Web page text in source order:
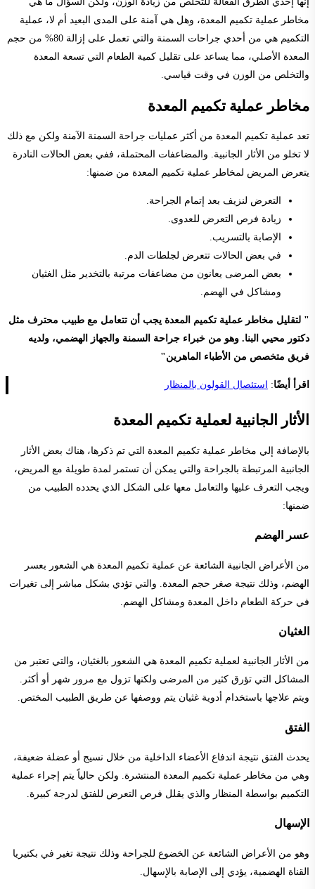
مخاطر عملية تكميم المعدة، وهل هي آمنة على المدى البعيد أم لا، عملية
التكميم هي من أحدي جراحات السمنة والتي تعمل على إزالة 80% من حجم
المعدة الأصلي، مما يساعد على تقليل كمية الطعام التي تسعة المعدة
والتخلص من الوزن في وقت قياسي.
مخاطر عملية تكميم المعدة
تعد عملية تكميم المعدة من أكثر عمليات جراحة السمنة الآمنة ولكن مع ذلك
لا تخلو من الأثار الجانبية. والمضاعفات المحتملة، ففي بعض الحالات النادرة
يتعرض المريض لمخاطر عملية تكميم المعدة من ضمنها:
التعرض لنزيف بعد إتمام الجراحة.
زيادة فرص التعرض للعدوى.
الإصابة بالتسريب.
في بعض الحالات تتعرض لجلطات الدم.
بعض المرضى يعانون من مضاعفات مرتبة بالتخدير مثل الغثيان
ومشاكل في الهضم.
" لتقليل مخاطر عملية تكميم المعدة يجب أن تتعامل مع طبيب محترف مثل
دكتور محيي البنا. وهو من خبراء جراحة السمنة والجهاز الهضمي، ولديه
فريق متخصص من الأطباء الماهرين"
اقرأ أيضًا: استئصال القولون بالمنظار
الأثار الجانبية لعملية تكميم المعدة
بالإضافة إلي مخاطر عملية تكميم المعدة التي تم ذكرها، هناك بعض الأثار
الجانبية المرتبطة بالجراحة والتي يمكن أن تستمر لمدة طويلة مع المريض،
ويجب التعرف عليها والتعامل معها على الشكل الذي يحدده الطبيب من
ضمنها:
عسر الهضم
من الأعراض الجانبية الشائعة عن عملية تكميم المعدة هي الشعور بعسر
الهضم، وذلك نتيجة صغر حجم المعدة. والتي تؤدي بشكل مباشر إلى تغيرات
في حركة الطعام داخل المعدة ومشاكل الهضم.
الغثيان
من الأثار الجانبية لعملية تكميم المعدة هي الشعور بالغثيان، والتي تعتبر من
المشاكل التي تؤرق كثير من المرضى ولكنها تزول مع مرور شهر أو أكثر.
ويتم علاجها باستخدام أدوية غثيان يتم ووصفها عن طريق الطبيب المختص.
الفتق
يحدث الفتق نتيجة اندفاع الأعضاء الداخلية من خلال نسيج أو عضلة ضعيفة،
وهي من مخاطر عملية تكميم المعدة المنتشرة. ولكن حالياً يتم إجراء عملية
التكميم بواسطة المنظار والذي يقلل فرص التعرض للفتق لدرجة كبيرة.
الإسهال
وهو من الأعراض الشائعة عن الخضوع للجراحة وذلك نتيجة تغير في بكتيريا
القناة الهضمية، يؤدي إلى الإصابة بالإسهال.